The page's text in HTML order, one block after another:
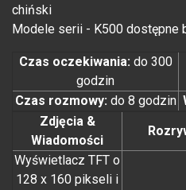
chiński
Modele serii - K500 dostępne
Czas oczekiwania: do 300
godzin
Czas rozmowy: do 8 godzin
Zdjęcia &
Wiadomości
Wyświetlacz TFT o
128 x 160 pikseli i